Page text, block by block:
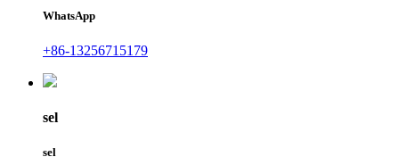
WhatsApp
+86-13256715179
sel
sel